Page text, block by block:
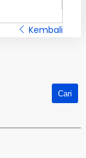
Kembali